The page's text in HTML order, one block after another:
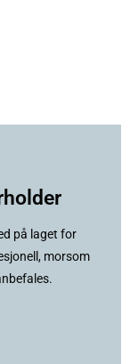
på laget for
morsom